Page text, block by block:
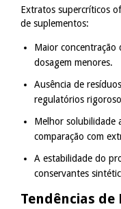
Extratos supercríticos
de suplementos:
Maior concentração
dosagem menores.
Ausência de
regulatórios
Melhor solubilidade
comparação com
A estabilidade do
conservantes
Tendências de